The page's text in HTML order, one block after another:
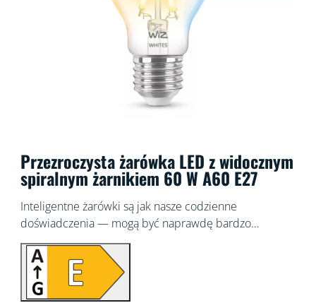
Przezroczysta żarówka LED z widocznym
spiralnym żarnikiem 60 W A60 E27
Inteligentne żarówki są jak nasze codzienne
doświadczenia — mogą być naprawdę bardzo
zróżnicowane. Może i ta żarówka WiZ ma podstawowy
kształt A60, jednocześnie oferuje jednak zdecydowanie
unikatową cechę, jaką jest możliwość dostosowania
białego światła LED pod kątem konkretnych potrzeb i